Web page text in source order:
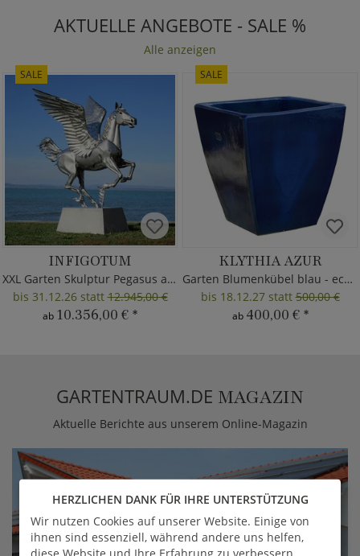
AKTUELLE ANGEBOTE - SALE %
Alle anzeigen
SALE
INFIGOTUM
XXL Garten Skulptur Pegasus aus Metall
bis 31.12.26 statt12.945,00 €
ab 10.356,00 € *
SALE
KLYTHIA AZUR
Garten Blumenkübel blau - eckig
bis 18.12.27 statt500,00 €
ab 400,00 € *
GARTENTRAUM.DE MAGAZIN
Aktuelle Berichte aus unserem Online-Magazin
HERZLICHEN DANK FÜR IHRE UNTERSTÜTZUNG
Wir nutzen Cookies auf unserer Website. Einige von
ihnen sind essenziell, während andere uns helfen,
diese Website und Ihre Erfahrung zu verbessern.